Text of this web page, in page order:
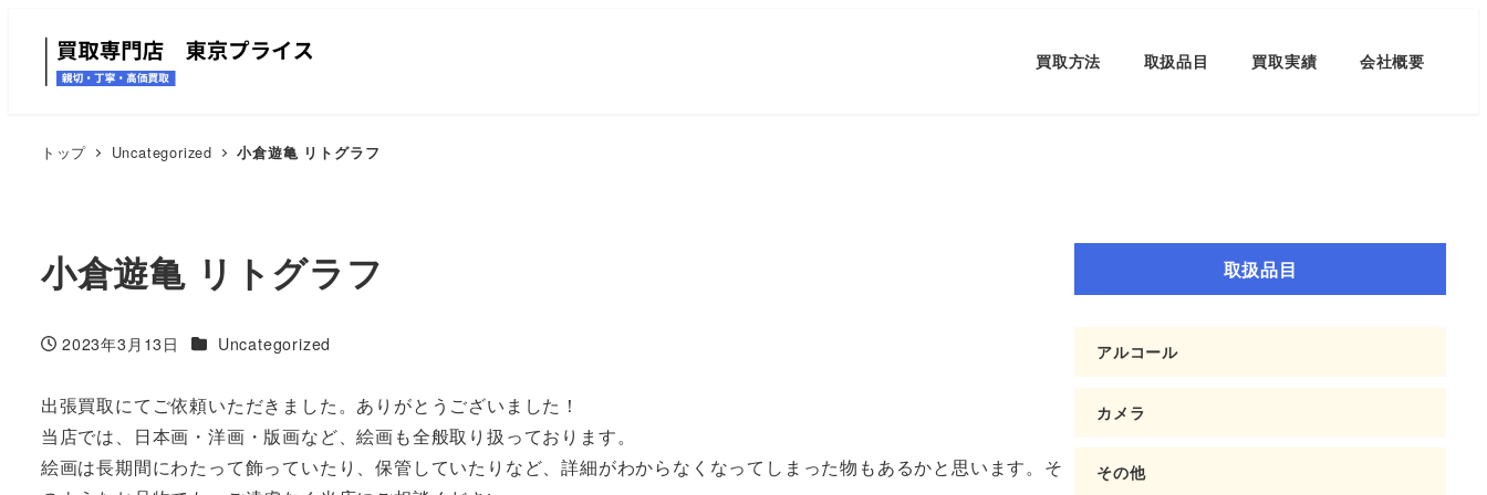
買取方法 取扱品目 買取実績 会社概要
トップ Uncategorized 小倉遊亀 リトグラフ
小倉遊亀 リトグラフ
投稿日
2023年3月13日 カテゴリー
Uncategorized
出張買取にてご依頼いただきました。ありがとうございました！
当店では、日本画・洋画・版画など、絵画も全般取り扱っております。
絵画は長期間にわたって飾っていたり、保管していたりなど、詳細がわからなくなってしまった物もあるかと思います。そ
取扱品目
アルコール
カメラ
その他